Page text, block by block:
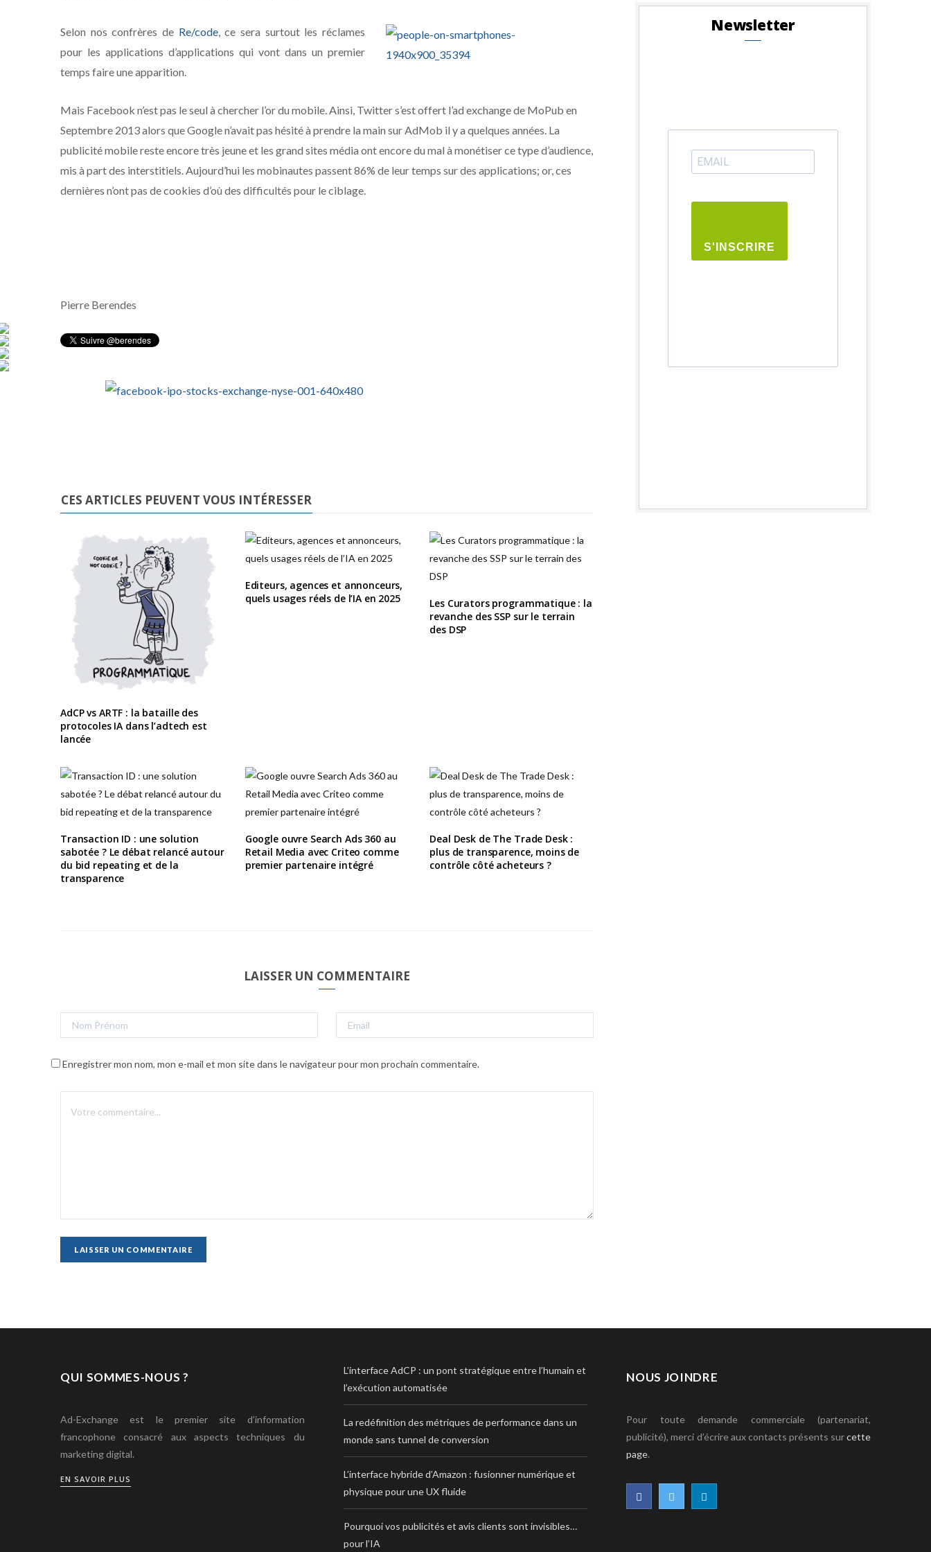
Selon nos confrères de Re/code, ce sera surtout les réclames
pour les applications d’applications qui vont dans un premier
temps faire une apparition.
Mais Facebook n’est pas le seul à chercher l’or du mobile. Ainsi, Twitter s’est offert l’ad exchange de MoPub en
Septembre 2013 alors que Google n’avait pas hésité à prendre la main sur AdMob il y a quelques années. La
publicité mobile reste encore très jeune et les grand sites média ont encore du mal à monétiser ce type d’audience,
mis à part des interstitiels. Aujourd’hui les mobinautes passent 86% de leur temps sur des applications; or, ces
dernières n’ont pas de cookies d’où des difficultés pour le ciblage.
Pierre Berendes
CES ARTICLES PEUVENT VOUS INTÉRESSER
AdCP vs ARTF : la bataille des
protocoles IA dans l’adtech est
lancée
Editeurs, agences et annonceurs,
quels usages réels de l’IA en 2025
Les Curators programmatique : la
revanche des SSP sur le terrain
des DSP
Transaction ID : une solution
sabotée ? Le débat relancé autour
du bid repeating et de la
transparence
Google ouvre Search Ads 360 au
Retail Media avec Criteo comme
premier partenaire intégré
Deal Desk de The Trade Desk :
plus de transparence, moins de
contrôle côté acheteurs ?
LAISSER UN COMMENTAIRE
Enregistrer mon nom, mon e-mail et mon site dans le navigateur pour mon prochain commentaire.
Newsletter
S'INSCRIRE
QUI SOMMES-NOUS ?
Ad-Exchange est le premier site d’information
francophone consacré aux aspects techniques du
marketing digital.
EN SAVOIR PLUS
L’interface AdCP : un pont stratégique entre l’humain et
l’exécution automatisée
La redéfinition des métriques de performance dans un
monde sans tunnel de conversion
L’interface hybride d’Amazon : fusionner numérique et
physique pour une UX fluide
Pourquoi vos publicités et avis clients sont invisibles…
pour l’IA
NOUS JOINDRE
Pour toute demande commerciale (partenariat,
publicité), merci d’écrire aux contacts présents surcette
page.